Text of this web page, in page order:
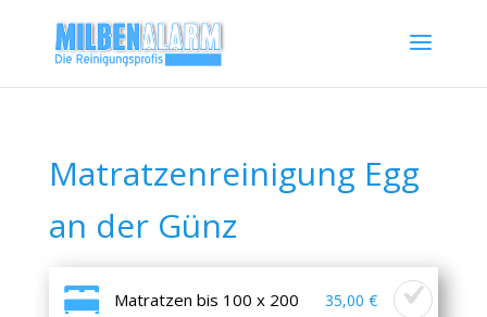
Matratzenreinigung Egg
an der Günz
Matratzen bis 100 x 200 35,00 €